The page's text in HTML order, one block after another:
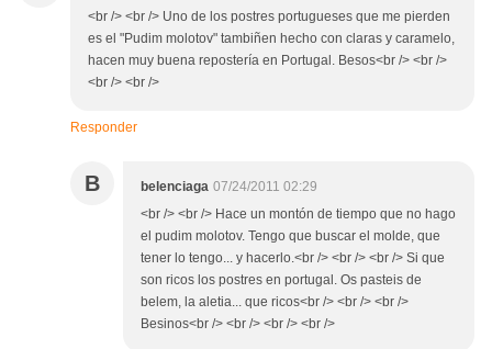
<br /> <br /> Uno de los postres portugueses que me pierden
es el "Pudim molotov" tambiñen hecho con claras y caramelo,
hacen muy buena repostería en Portugal. Besos<br /> <br />
<br /> <br />
Responder
B belenciaga 07/24/2011 02:29
<br /> <br /> Hace un montón de tiempo que no hago
el pudim molotov. Tengo que buscar el molde, que
tener lo tengo... y hacerlo.<br /> <br /> <br /> Si que
son ricos los postres en portugal. Os pasteis de
belem, la aletia... que ricos<br /> <br /> <br />
Besinos<br /> <br /> <br /> <br />